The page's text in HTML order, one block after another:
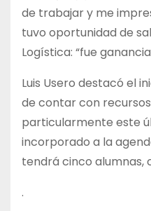
de trabajar y me
tuvo oportunidad de
Logística: “fue
Luis Usero destacó el
de contar con
particularmente este
incorporado a la
tendrá cinco alumnas,
.